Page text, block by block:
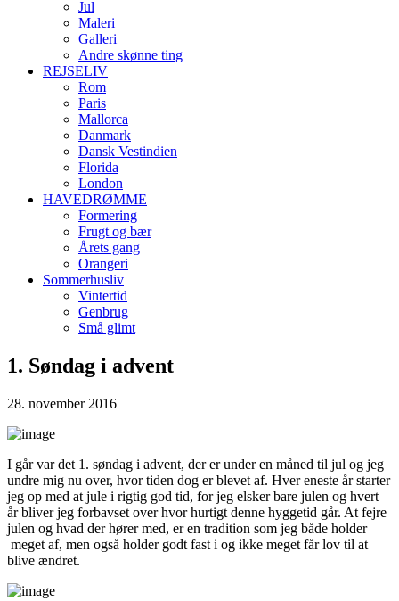
Jul
Maleri
Galleri
Andre skønne ting
REJSELIV
Rom
Paris
Mallorca
Danmark
Dansk Vestindien
Florida
London
HAVEDRØMME
Formering
Frugt og bær
Årets gang
Orangeri
Sommerhusliv
Vintertid
Genbrug
Små glimt
1. Søndag i advent
28. november 2016
I går var det 1. søndag i advent, der er under en måned til jul og jeg
undre mig nu over, hvor tiden dog er blevet af. Hver eneste år starter
jeg op med at jule i rigtig god tid, for jeg elsker bare julen og hvert
år bliver jeg forbavset over hvor hurtigt denne hyggetid går. At fejre
julen og hvad der hører med, er en tradition som jeg både holder
meget af, men også holder godt fast i og ikke meget får lov til at
blive ændret.